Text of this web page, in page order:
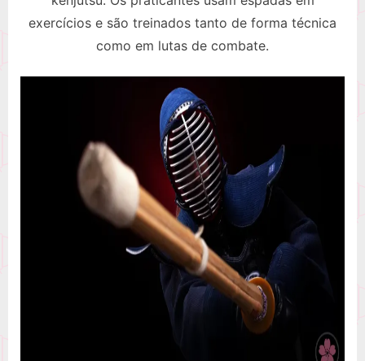
exercícios e são treinados tanto de forma técnica
como em lutas de combate.